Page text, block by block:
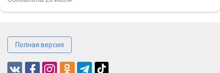
Полная версия